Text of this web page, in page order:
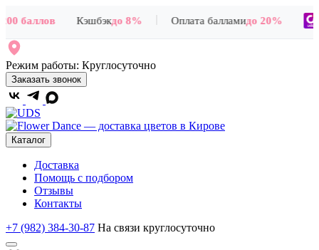
баллов Кэшбэкдо 8% Оплата балламидо 20%
Режим работы: Круглосуточно
Заказать звонок
Каталог
Доставка
Помощь с подбором
Отзывы
Контакты
+7 (982) 384-30-87 На связи круглосуточно